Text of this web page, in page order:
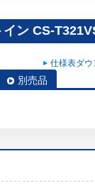
ン CS-
仕様表ダ
別売品